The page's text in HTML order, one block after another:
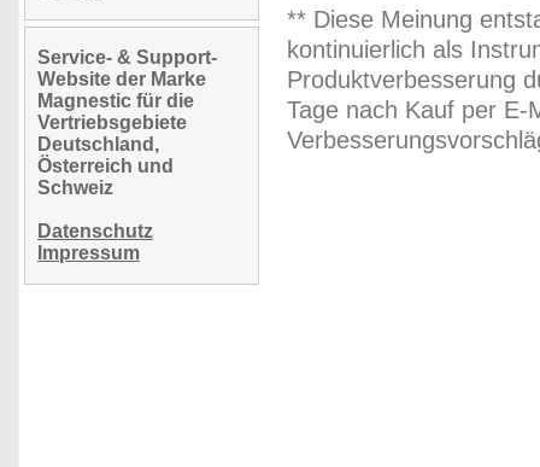
Service- & Support-
Website der Marke
Magnestic für die
Vertriebsgebiete
Deutschland,
Österreich und
Schweiz
Datenschutz
Impressum
** Diese Meinung
kontinuierlich als
Produktverbesserung
Tage nach Kauf per E-